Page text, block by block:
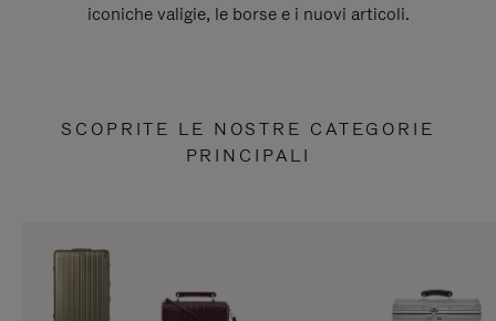
iconiche valigie, le borse e i nuovi articoli.
SCOPRITE LE NOSTRE CATEGORIE
PRINCIPALI